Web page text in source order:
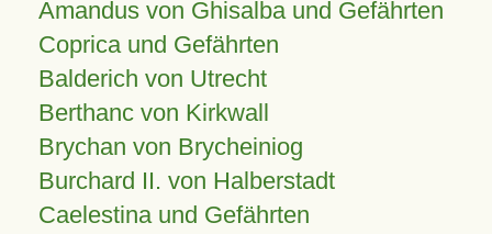
Amandus von Ghisalba und Gefährten
Coprica und Gefährten
Balderich von Utrecht
Berthanc von Kirkwall
Brychan von Brycheiniog
Burchard II. von Halberstadt
Caelestina und Gefährten